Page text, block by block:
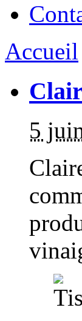
Accueil
5